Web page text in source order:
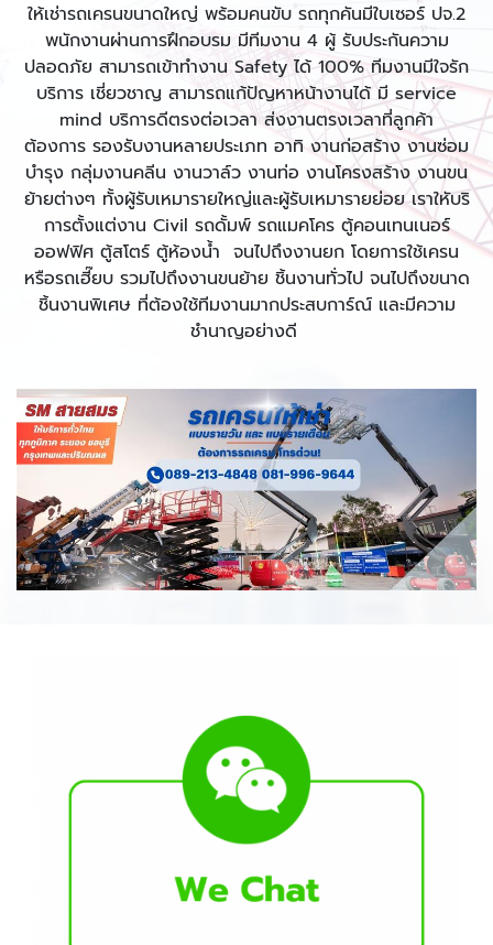
ให้เช่ารถเครนขนาดใหญ่ พร้อมคนขับ รถทุกคันมีใบเซอร์ ปจ.2
พนักงานผ่านการฝึกอบรม มีทีมงาน 4 ผู้ รับประกันความ
ปลอดภัย สามารถเข้าทำงาน Safety ได้ 100% ทีมงานมีใจรัก
บริการ เชี่ยวชาญ สามารถแก้ปัญหาหน้างานได้ มี service
mind บริการดีตรงต่อเวลา ส่งงานตรงเวลาที่ลูกค้า
ต้องการ รองรับงานหลายประเภท อาทิ งานก่อสร้าง งานซ่อม
บำรุง กลุ่มงานคลีน งานวาล์ว งานท่อ งานโครงสร้าง งานขน
ย้ายต่างๆ ทั้งผู้รับเหมารายใหญ่และผู้รับเหมารายย่อย เราใหับริ
การตั้งแต่งาน Civil รถดั้มพ์ รถแมคโคร ตู้คอนเทนเนอร์
ออฟฟิศ ตู้สโตร์ ตู้ห้องน้ำ จนไปถึงงานยก โดยการใช้เครน
หรือรถเฮี๊ยบ รวมไปถึงงานขนย้าย ชิ้นงานทั่วไป จนไปถึงขนาด
ชิ้นงานพิเศษ ที่ต้องใช้ทีมงานมากประสบการ์ณ์ และมีความ
ชำนาญอย่างดี